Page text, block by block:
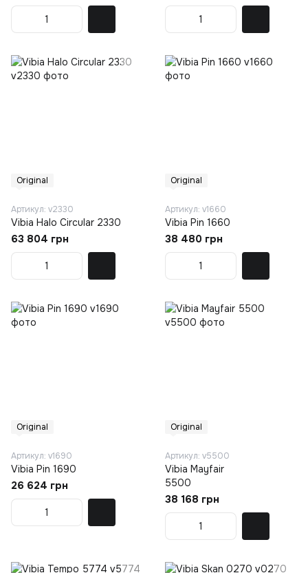
Original
Артикул: v2330
Vibia Halo Circular 2330
63 804 грн
Original
Артикул: v1660
Vibia Pin 1660
38 480 грн
Original
Артикул: v1690
Vibia Pin 1690
26 624 грн
Original
Артикул: v5500
Vibia Mayfair
5500
38 168 грн